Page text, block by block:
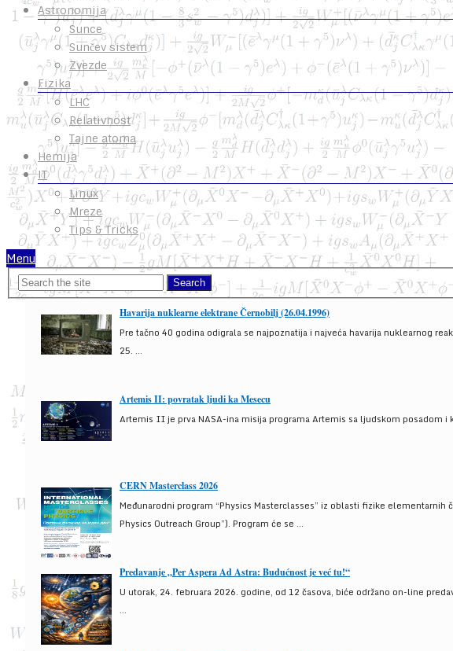
Astronomija
Sunce
Sunčev sistem
Zvezde
Fizika
LHC
Relativnost
Tajne atoma
Hemija
IT
Linux
Mreze
Tips & Tricks
Menu
Havarija nuklearne elektrane Černobilj (26.04.1996)
Pre tačno 40 godina odigrala se najpoznatija i najveća havarija nuklearnog
25. ...
Artemis II: povratak ljudi ka Mesecu
Artemis II je prva NASA-ina misija programa Artemis sa ljudskom posadom
CERN Masterclass 2026
Međunarodni program “Physics Masterclasses” iz oblasti fizike
Physics Outreach Group”). Program će se ...
Predavanje „Per Aspera Ad Astra: Budućnost je već tu!“
U utorak, 24. februara 2026. godine, od 12 časova, biće održano on-line
...